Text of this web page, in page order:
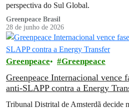
perspectiva do Sul Global.
Greenpeace Brasil
28 de junho de 2026
Greenpeace Greenpeace
Greenpeace Internacional vence
anti-SLAPP contra a Energy
Tribunal Distrital de Amsterdã decide